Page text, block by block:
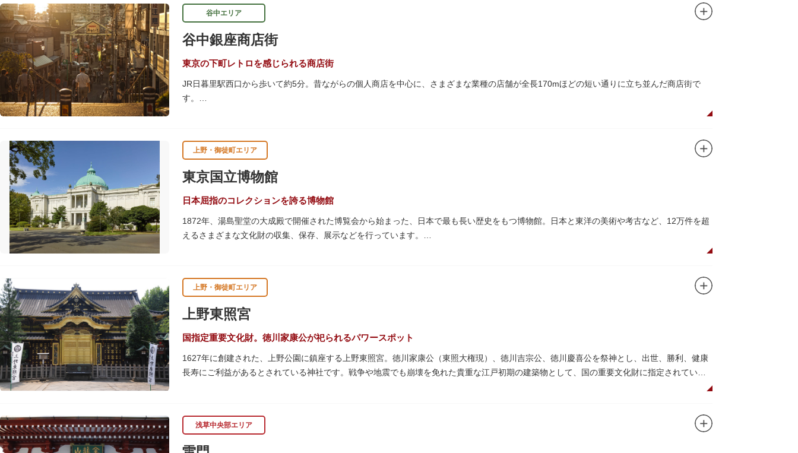
一度にさまざま建築様式が見られるとあって見ごたえ抜群。大名庭園の形式を一部踏襲している広大な庭は、建築様式同様に和洋併置式とさ
れ、「芝庭」をもつ近代庭園の初期の形を残しています。江戸時代の石碑や手水鉢、庭石などが見られ、煉瓦塀を含めた敷地全体が重要文化
谷中エリア
谷中銀座商店街
東京の下町レトロを感じられる商店街
JR日暮里駅西口から歩いて約5分。昔ながらの個人商店を中心に、さまざまな業種の店舗が全長170mほどの短い通りに立ち並んだ商店街で
す。
谷中銀座商店街は1945年頃に自然発生的に生まれ、現在の近隣型商店街へと発展。昭和の懐かしい商店街の景観を見ることができます。東京
の下町レトロを感じられるスポットとして、近隣住民だけではなく、国内外から多くの観光客が訪れ、買い物や散策を楽しんでいます。
上野・御徒町エリア
東京国立博物館
日本屈指のコレクションを誇る博物館
1872年、湯島聖堂の大成殿で開催された博覧会から始まった、日本で最も長い歴史をもつ博物館。日本と東洋の美術や考古など、12万件を超
えるさまざまな文化財の収集、保存、展示などを行っています。
帝冠様式の代表的建築物である本館をはじめとする6つの展示館（資料館）からなり、89件の国宝を所蔵。常に貴重な文化財を公開し、講座や
てみてはいかがでしょうか。
吹き抜けのエントランスに大理石の大階段がある本館では、壁時計やステンドグラスなど格調高い内部装飾にも注目してみてください。初め
て来館する方や時間が限られている方などに向け提案されたコース（日本美術入門／たてものめぐり／仏像大好き）を参考にめぐるのも良い
でしょう。
敷地内にはレストランやミュージアムショップのほか緑豊かな庭園も。季節ごとの彩りを感じながらゆったりと散策するのもおすすめです。
上野・御徒町エリア
上野東照宮
国指定重要文化財。徳川家康公が祀られるパワースポット
1627年に創建された、上野公園に鎮座する上野東照宮。徳川家康公（東照大権現）、徳川吉宗公、徳川慶喜公を祭神とし、出世、勝利、健康
長寿にご利益があるとされている神社です。戦争や地震でも崩壊を免れた貴重な江戸初期の建築物として、国の重要文化財に指定されていま
贅沢に金箔が使われた豪華絢爛な金色殿（社殿）などの建造物は、三代将軍・徳川家光公が、日光東照宮までお参りに行けない江戸の人々の
ために建てられたそう。社殿内部は文化財保護のため通常は非公開ですが、特別公開が実施されることもあるので、拝観を申し込んでみては
浅草中央部エリア